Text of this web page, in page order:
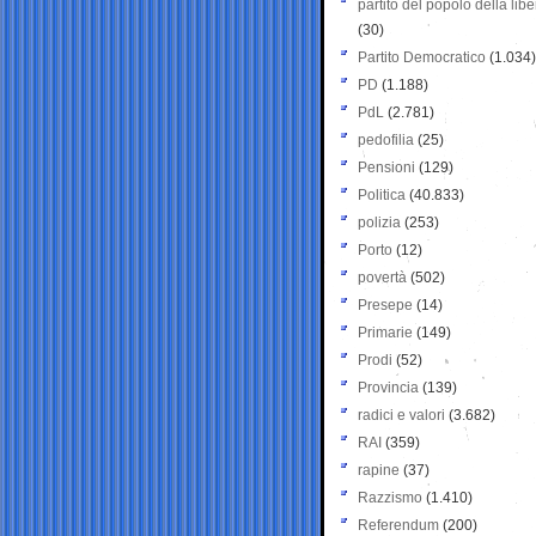
partito del popolo della
(30)
Partito Democratico (1.034)
PD (1.188)
PdL (2.781)
pedofilia (25)
Pensioni (129)
Politica (40.833)
polizia (253)
Porto (12)
povertà (502)
Presepe (14)
Primarie (149)
Prodi (52)
Provincia (139)
radici e valori (3.682)
RAI (359)
rapine (37)
Razzismo (1.410)
Referendum (200)